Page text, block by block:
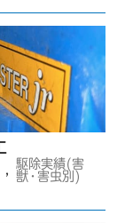
,
駆除実績(害
獣・害虫別)